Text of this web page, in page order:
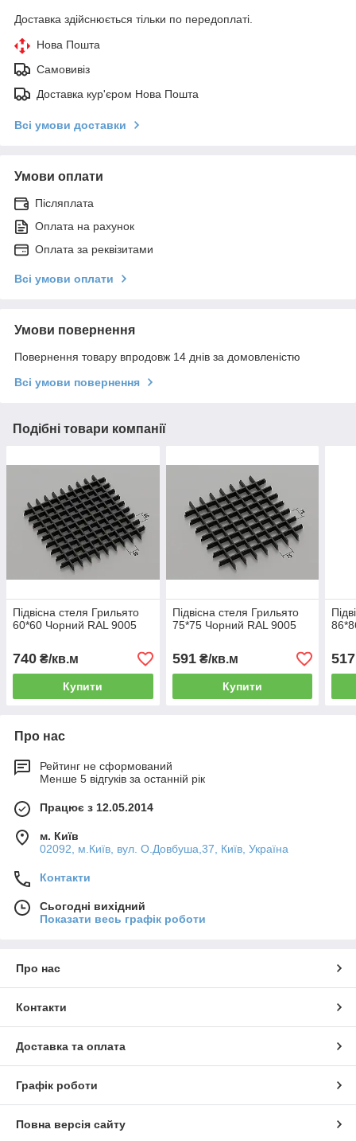
Доставка здійснюється тільки по передоплаті.
Нова Пошта
Самовивіз
Доставка кур'єром Нова Пошта
Всі умови доставки
Умови оплати
Післяплата
Оплата на рахунок
Оплата за реквізитами
Всі умови оплати
Умови повернення
Повернення товару впродовж 14 днів за домовленістю
Всі умови повернення
Подібні товари компанії
Підвісна стеля Грильято
60*60 Чорний RAL 9005
740 ₴/кв.м
Купити
Підвісна стеля Грильято
75*75 Чорний RAL 9005
591₴/кв.м
Купити
517
Про нас
Рейтинг не сформований
Менше 5 відгуків за останній рік
Працює з 12.05.2014
м. Київ
02092, м.Київ, вул. О.Довбуша,37, Київ, Україна
Контакти
Сьогодні вихідний
Показати весь графік роботи
Про нас
Контакти
Доставка та оплата
Графік роботи
Повна версія сайту